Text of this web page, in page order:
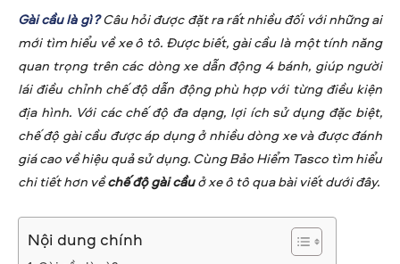
Gài cầu là gì?Câu hỏi được đặt ra rất nhiều đối với những ai
mới tìm hiểu về xe ô tô. Được biết, gài cầu là một tính năng
quan trọng trên các dòng xe dẫn động 4 bánh, giúp người
lái điều chỉnh chế độ dẫn động phù hợp với từng điều kiện
địa hình. Với các chế độ đa dạng, lợi ích sử dụng đặc biệt,
chế độ gài cầu được áp dụng ở nhiều dòng xe và được đánh
giá cao về hiệu quả sử dụng. Cùng Bảo Hiểm Tasco tìm hiểu
chi tiết hơn vềchế độ gài cầuở xe ô tô qua bài viết dưới đây.
Nội dung chính